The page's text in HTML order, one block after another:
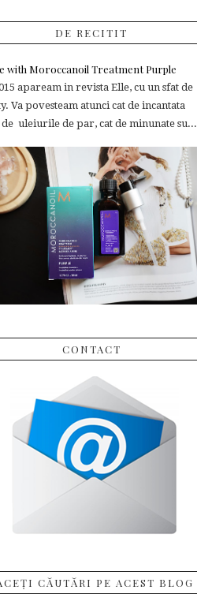
DE RECITIT
with Moroccanoil Treatment Purple
apaream in revista Elle, cu un sfat de
Va povesteam atunci cat de incantata
uleiurile de par, cat de minunate su...
CONTACT
CĂUTĂRI PE ACEST BLOG